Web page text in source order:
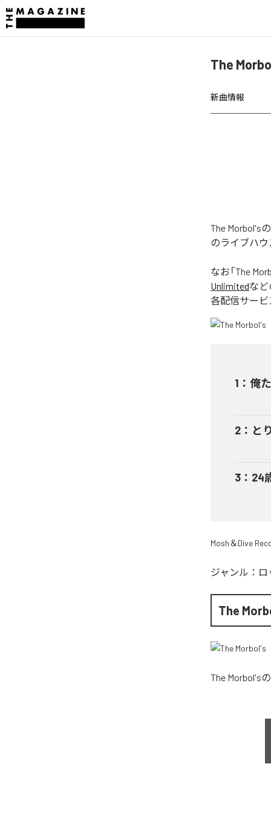
The
新曲情報
The Morbol's
のライブハウ
なお「The
Unlimitedなど
各配信サービ
1 ： 俺
2 ： と
3 ： 24
Mosh＆Dive
ジャンル： ロ
The
The Morbol's